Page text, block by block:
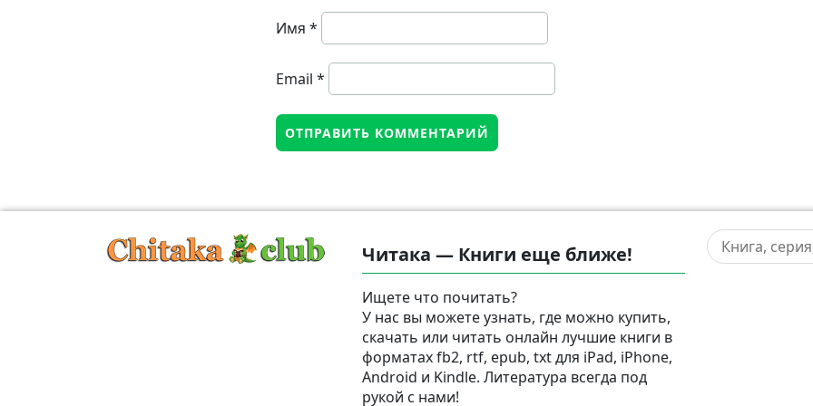
Имя *
Email *
Читака — Книги еще ближе!
Ищете что почитать?
У нас вы можете узнать, где можно купить,
скачать или читать онлайн лучшие книги в
форматах fb2, rtf, epub, txt для iPad, iPhone,
Android и Kindle. Литература всегда под
рукой с нами!